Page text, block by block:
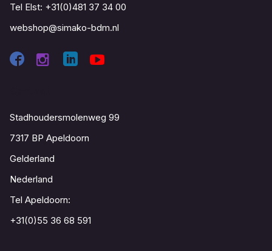
Tel Elst: +31(0)481 37 34 00
webshop@simako-bdm.nl
Stadhoudersmolenweg 99
7317 BP Apeldoorn
Gelderland
Nederland
Tel Apeldoorn:
+31(0)55 36 68 591